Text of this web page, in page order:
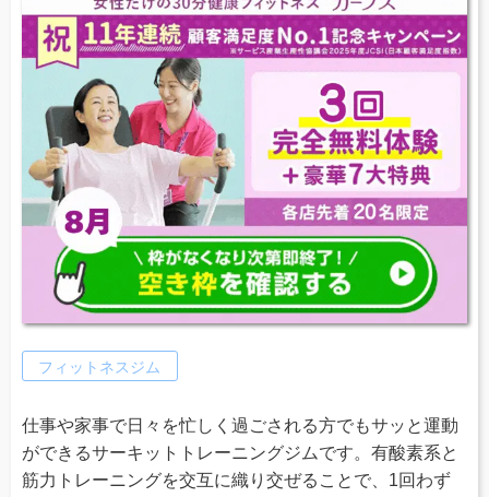
フィットネスジム
仕事や家事で日々を忙しく過ごされる方でもサッと運動
ができるサーキットトレーニングジムです。有酸素系と
筋力トレーニングを交互に織り交ぜることで、1回わず